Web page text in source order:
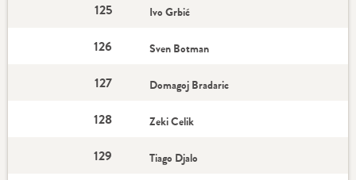
125 Ivo Grbić
126 Sven Botman
127 Domagoj Bradaric
128 Zeki Celik
129 Tiago Djalo